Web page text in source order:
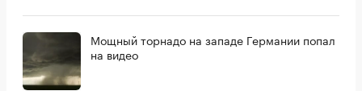
Мощный торнадо на западе Германии попал
на видео